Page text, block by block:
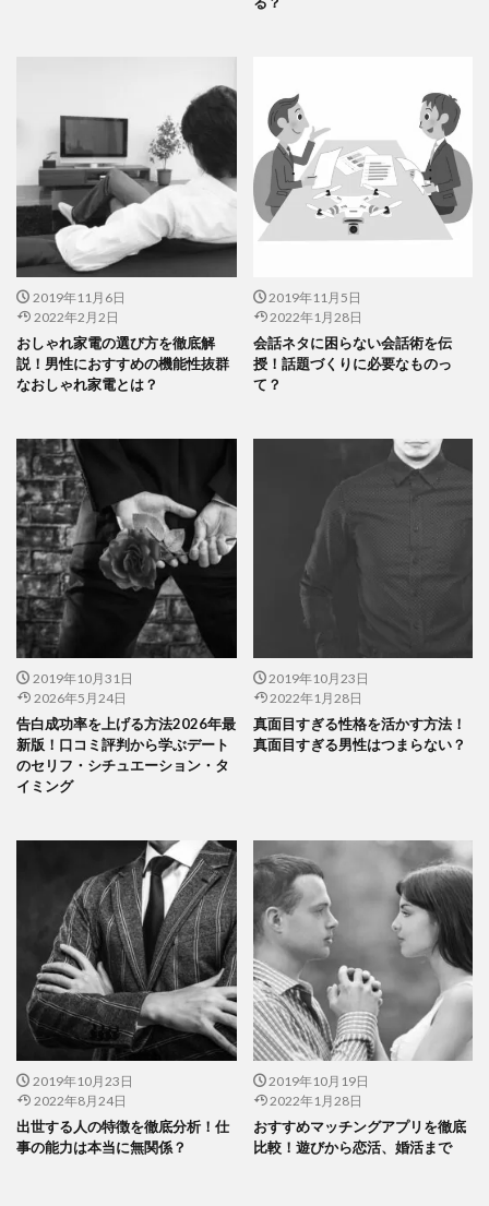
2019年11月6日
2022年2月2日
おしゃれ家電の選び方を徹底解
説！男性におすすめの機能性抜群
なおしゃれ家電とは？
2019年11月5日
2022年1月28日
会話ネタに困らない会話術を伝
授！話題づくりに必要なものっ
て？
2019年10月31日
2026年5月24日
告白成功率を上げる方法2026年最
新版！口コミ評判から学ぶデート
のセリフ・シチュエーション・タ
イミング
2019年10月23日
2022年1月28日
真面目すぎる性格を活かす方法！
真面目すぎる男性はつまらない？
2019年10月23日
2022年8月24日
出世する人の特徴を徹底分析！仕
事の能力は本当に無関係？
2019年10月19日
2022年1月28日
おすすめマッチングアプリを徹底
比較！遊びから恋活、婚活まで